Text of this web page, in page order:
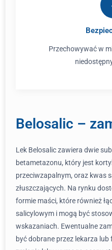
Przechowywać w
Belosalic –
Lek Belosalic zawiera dwie
betametazonu, który jest
przeciwzapalnym, oraz kwas
złuszczających. Na rynku
formie maści, które również
salicylowym i mogą być
wskazaniach. Ewentualne
być dobrane przez lekarza